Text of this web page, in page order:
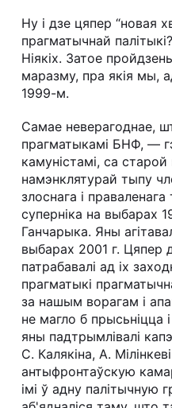
Ну і дзе цяпер “новая
прагматычнай
Ніякіх. Затое
маразму, пра якія мы,
1999-м.
Самае неверагоднае,
прагматыкамі БНФ, —
камуністамі, са
намэнклятурай тыпу
злоснага і
суперніка на выбарах
Ганчарыка. Яны
выбарах 2001 г. Цяпер
патрабавалі ад іх
прагматыкі
за нашым ворагам і
не магло б
яны падтрымлівалі
С. Калякіна, А.
антыфронтаўскую
імі ў адну палітычную